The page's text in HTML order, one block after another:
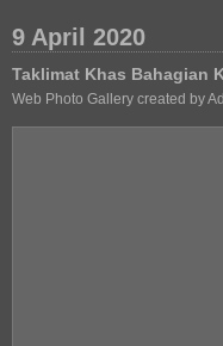
9 April 2020
Taklimat Khas Bahagian
Web Photo Gallery created by